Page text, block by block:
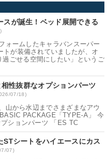
スが誕生！ベッド展開できる
ォームしたキャラバンスーパー
トが装備されていましたが、オ
ごせる空間にしたい」というご
性抜群なオプションパーツ
07/18)
山から水辺までさまざまなアウ
PACKAGE「TYPE-A」 今
ションパーツ 「ES TC
STシートをハイエースにカス
07)